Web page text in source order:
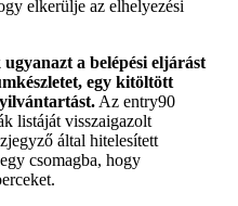
elkerülje az elhelyezési
a belépési eljárást
egy kitöltött
Az entry90
listáját visszaigazolt
által hitelesített
csomagba, hogy